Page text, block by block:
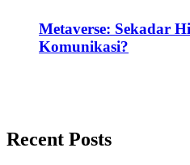
Metaverse: Sekadar
Komunikasi?
Recent Posts